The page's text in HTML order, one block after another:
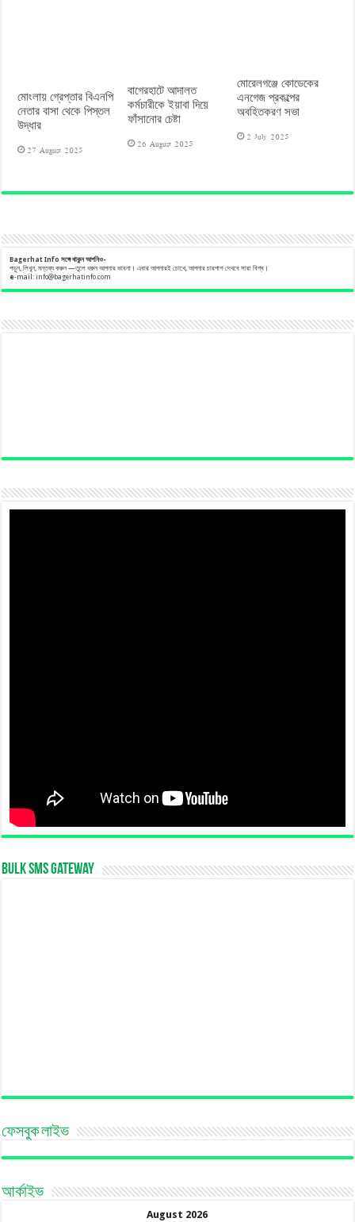
মোংলায় গ্রেপ্তার বিএনপি
নেতার বাসা থেকে পিস্তল
উদ্ধার
27 August 2025
বাগেরহাটে আদালত
কর্মচারীকে ইয়াবা দিয়ে
ফাঁসানোর চেষ্টা
26 August 2025
মোরেলগঞ্জে কোডেকের
এনগেজ প্রকল্পের
অবহিতকরণ সভা
2 July 2025
Bagerhat Info সঙ্গেথাকুনআপনিও-
পড়ুন, লিখুন, মন্তব্য করুন —তুলে ধরুন আপনার ভাবনা। এবার আপনারই চোখে, আপনার চারপাশ দেখবে সারা বিশ্ব।
e-mail:info@bagerhatinfo.com
Bulk SMS Gateway
ফেসবুক লাইভ
আর্কাইভ
August 2026